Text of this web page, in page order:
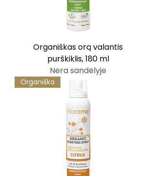
Organiškas orą valantis
purškiklis, 180 ml
Nėra sandėlyje
Organiška